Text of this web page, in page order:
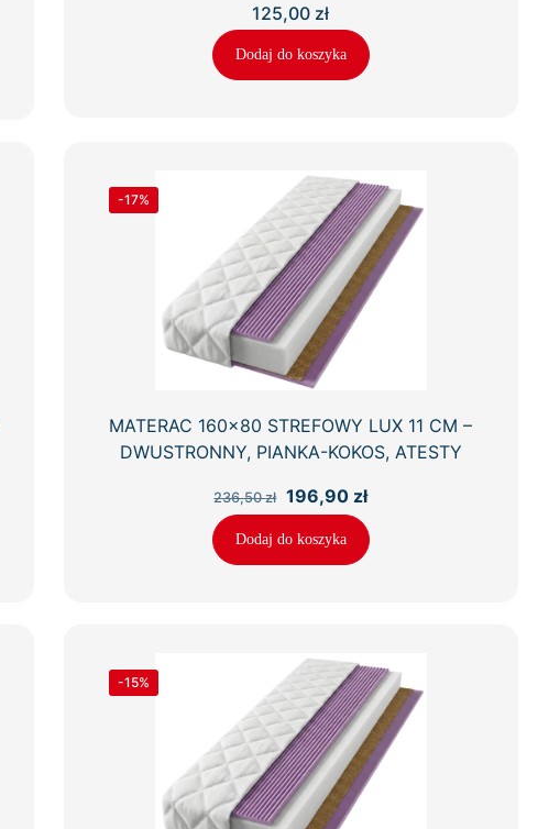
125,00 zł
Dodaj do koszyka
-17%
MATERAC 160×80 STREFOWY LUX 11 CM –
DWUSTRONNY, PIANKA-KOKOS, ATESTY
236,50zł Pierwotna
cena
wynosiła:
236,50 zł.
196,90 złAktualna
wynosi:
196,90 zł.
Dodaj do koszyka
-15%